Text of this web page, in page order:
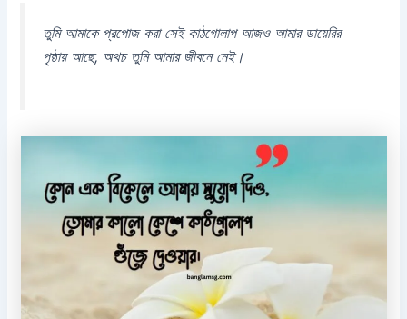
তুমি আমাকে প্রপোজ করা সেই কাঠগোলাপ আজও আমার ডায়েরির
পৃষ্ঠায় আছে, অথচ তুমি আমার জীবনে নেই।